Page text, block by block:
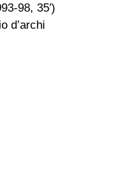
98, 35′)
d’archi